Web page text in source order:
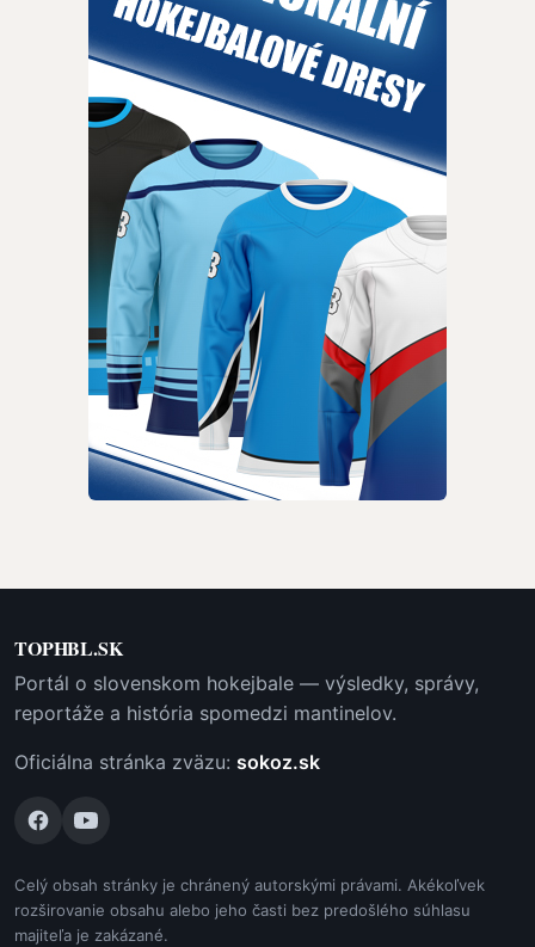
TOPHBL.SK
Portál o slovenskom hokejbale — výsledky, správy,
reportáže a história spomedzi mantinelov.
Oficiálna stránka zväzu: sokoz.sk
Celý obsah stránky je chránený autorskými právami. Akékoľvek
rozširovanie obsahu alebo jeho časti bez predošlého súhlasu
majiteľa je zakázané.